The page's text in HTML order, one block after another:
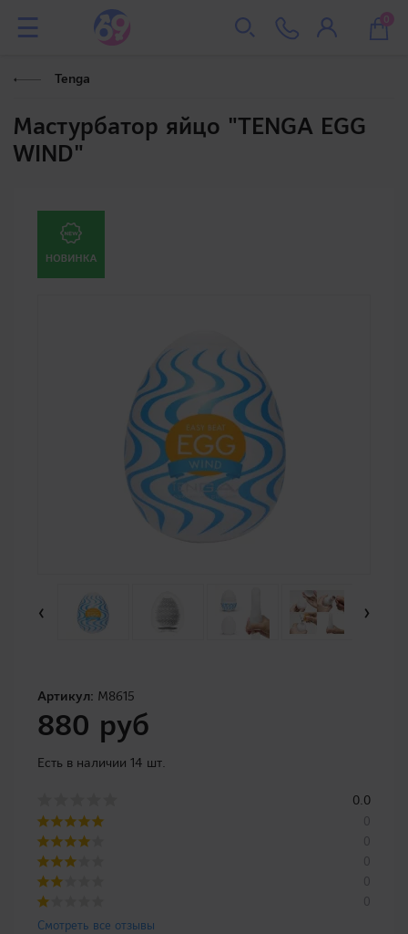
0
Tenga
Мастурбатор яйцо "TENGA EGG
WIND"
‹ ›
Артикул: M8615
880 руб
Есть в наличии 14 шт.
0.0
0
0
0
0
0
Смотреть все отзывы